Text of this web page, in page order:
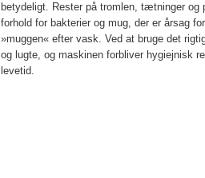
betydeligt. Rester på tromlen, tætninger og
forhold for bakterier og mug, der er årsag
»muggen« efter vask. Ved at bruge det
og lugte, og maskinen forbliver hygiejnisk
levetid.